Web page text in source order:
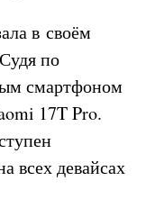
в своём
по
смартфоном
17T Pro.
всех девайсах